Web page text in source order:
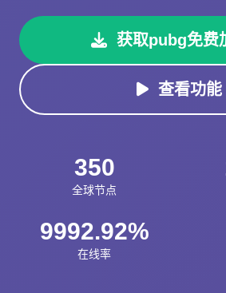
获取pubg免费
查看功能
350
全球节点
9992.92%
在线率